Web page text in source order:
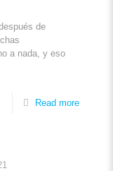
de
a nada, y eso
Read more